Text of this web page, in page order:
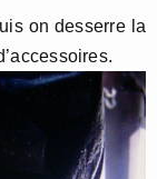
on desserre la